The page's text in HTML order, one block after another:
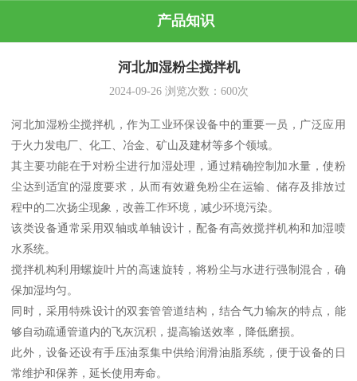
产品知识
河北加湿粉尘搅拌机
2024-09-26浏览次数： 600次
河北加湿粉尘搅拌机，作为工业环保设备中的重要一员，广泛应用
于火力发电厂、化工、冶金、矿山及建材等多个领域。
其主要功能在于对粉尘进行加湿处理，通过精确控制加水量，使粉
尘达到适宜的湿度要求，从而有效避免粉尘在运输、储存及排放过
程中的二次扬尘现象，改善工作环境，减少环境污染。
该类设备通常采用双轴或单轴设计，配备有高效搅拌机构和加湿喷
水系统。
搅拌机构利用螺旋叶片的高速旋转，将粉尘与水进行强制混合，确
保加湿均匀。
同时，采用特殊设计的双套管管道结构，结合气力输灰的特点，能
够自动疏通管道内的飞灰沉积，提高输送效率，降低磨损。
此外，设备还设有手压油泵集中供给润滑油脂系统，便于设备的日
常维护和保养，延长使用寿命。